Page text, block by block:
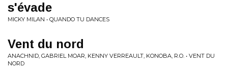
s'évade
MICKY MILAN • QUANDO TU DANCES
Vent du nord
ANACHNID, GABRIEL MOAR, KENNY VERREAULT, KONOBA, R.O. • VENT DU
NORD